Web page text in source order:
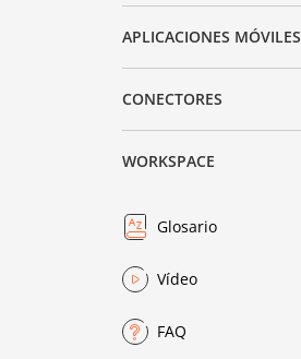
APLICACIONES MÓVILES
CONECTORES
WORKSPACE
Glosario
Vídeo
FAQ